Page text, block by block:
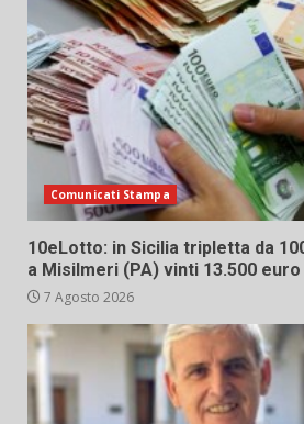
Comunicati Stampa
10eLotto: in Sicilia tripletta da
a Misilmeri (PA) vinti 13.500 euro
7 Agosto 2026